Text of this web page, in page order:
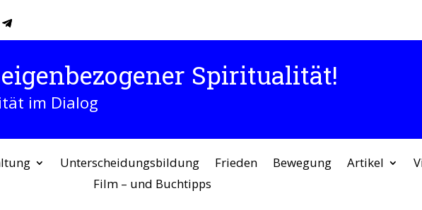
Spiritualität!
im Dialog
Unterscheidungsbildung Frieden Bewegung Artikel
Film – und Buchtipps